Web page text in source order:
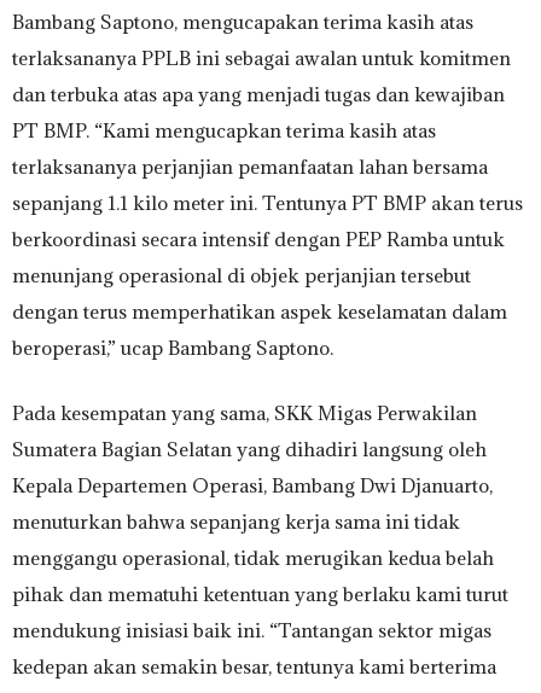
Bambang Saptono, mengucapakan terima kasih atas
terlaksananya PPLB ini sebagai awalan untuk komitmen
dan terbuka atas apa yang menjadi tugas dan kewajiban
PT BMP. “Kami mengucapkan terima kasih atas
terlaksananya perjanjian pemanfaatan lahan bersama
sepanjang 1.1 kilo meter ini. Tentunya PT BMP akan terus
berkoordinasi secara intensif dengan PEP Ramba untuk
menunjang operasional di objek perjanjian tersebut
dengan terus memperhatikan aspek keselamatan dalam
beroperasi,” ucap Bambang Saptono.
Pada kesempatan yang sama, SKK Migas Perwakilan
Sumatera Bagian Selatan yang dihadiri langsung oleh
Kepala Departemen Operasi, Bambang Dwi Djanuarto,
menuturkan bahwa sepanjang kerja sama ini tidak
menggangu operasional, tidak merugikan kedua belah
pihak dan mematuhi ketentuan yang berlaku kami turut
mendukung inisiasi baik ini. “Tantangan sektor migas
kedepan akan semakin besar, tentunya kami berterima